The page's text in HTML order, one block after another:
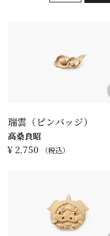
瑞雲（ピンバッジ）
¥ 2,750 税込
高桑良昭